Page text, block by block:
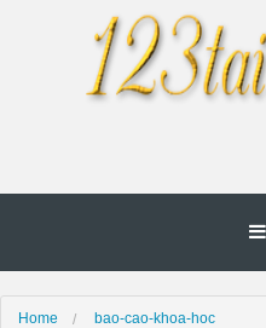
Home
bao-cao-khoa-hoc